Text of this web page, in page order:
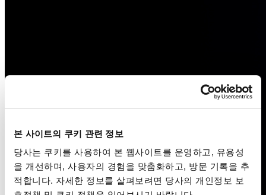
본 사이트의 쿠키 관련 정보
당사는 쿠키를 사용하여 본 웹사이트를 운영하고, 유용성
을 개선하며, 사용자의 경험을 맞춤화하고, 방문 기록을 추
적합니다. 자세한 정보를 살펴보려면 당사의 개인정보 보